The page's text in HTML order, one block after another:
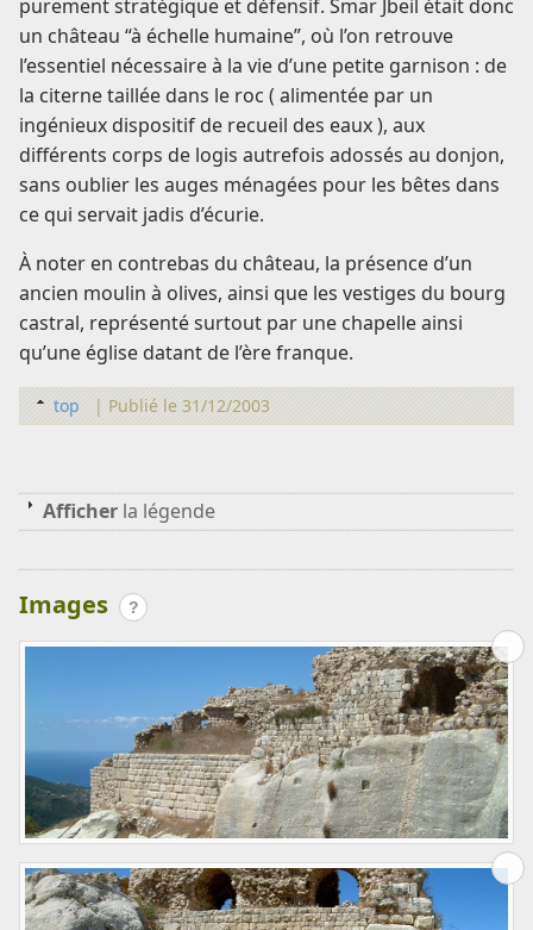
purement stratégique et défensif. Smar Jbeil était donc
un château “à échelle humaine”, où l’on retrouve
l’essentiel nécessaire à la vie d’une petite garnison : de
la citerne taillée dans le roc ( alimentée par un
ingénieux dispositif de recueil des eaux ), aux
différents corps de logis autrefois adossés au donjon,
sans oublier les auges ménagées pour les bêtes dans
ce qui servait jadis d’écurie.
À noter en contrebas du château, la présence d’un
ancien moulin à olives, ainsi que les vestiges du bourg
castral, représenté surtout par une chapelle ainsi
qu’une église datant de l’ère franque.
top | Publié le 31/12/2003
Afficher la légende
Images ?